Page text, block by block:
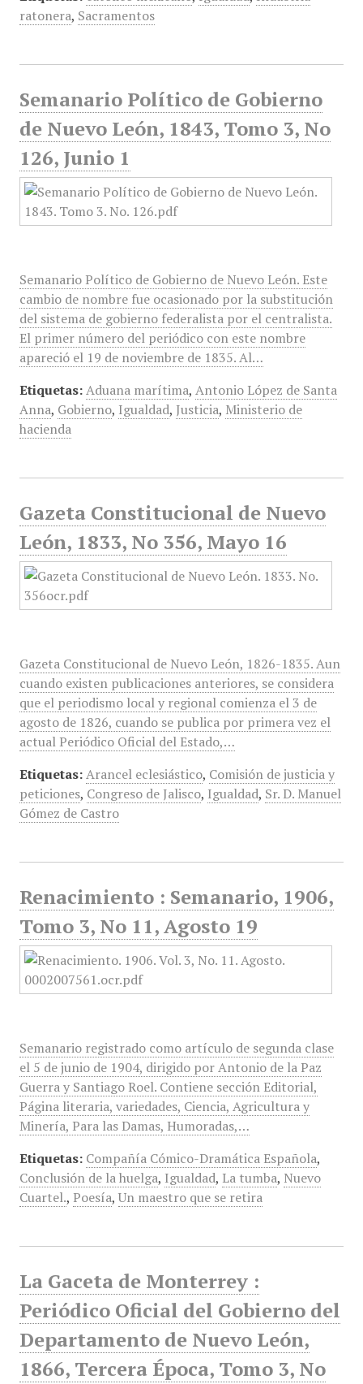
ratonera, Sacramentos
Semanario Político de Gobierno
de Nuevo León, 1843, Tomo 3, No
126, Junio 1
Semanario Político de Gobierno de Nuevo León. Este
cambio de nombre fue ocasionado por la substitución
del sistema de gobierno federalista por el centralista.
El primer número del periódico con este nombre
apareció el 19 de noviembre de 1835. Al…
Etiquetas: Aduana marítima, Antonio López de Santa
Anna, Gobierno, Igualdad, Justicia, Ministerio de
hacienda
Gazeta Constitucional de Nuevo
León, 1833, No 356, Mayo 16
Gazeta Constitucional de Nuevo León, 1826-1835. Aun
cuando existen publicaciones anteriores, se considera
que el periodismo local y regional comienza el 3 de
agosto de 1826, cuando se publica por primera vez el
actual Periódico Oficial del Estado,…
Etiquetas: Arancel eclesiástico, Comisión de justicia y
peticiones, Congreso de Jalisco, Igualdad, Sr. D. Manuel
Gómez de Castro
Renacimiento : Semanario, 1906,
Tomo 3, No 11, Agosto 19
Semanario registrado como artículo de segunda clase
el 5 de junio de 1904, dirigido por Antonio de la Paz
Guerra y Santiago Roel. Contiene sección Editorial,
Página literaria, variedades, Ciencia, Agricultura y
Minería, Para las Damas, Humoradas,…
Etiquetas: Compañía Cómico-Dramática Española,
Conclusión de la huelga, Igualdad, La tumba, Nuevo
Cuartel., Poesía, Un maestro que se retira
La Gaceta de Monterrey :
Periódico Oficial del Gobierno del
Departamento de Nuevo León,
1866, Tercera Época, Tomo 3, No